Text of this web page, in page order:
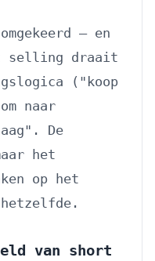
— en
selling draait
("koop
naar
De
het
op het
van short